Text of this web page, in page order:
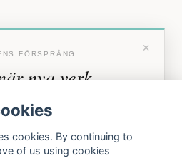
×
FÖRSPRÅNG
nya verk
innan vi annonserar
cookies. By continuing to
of us using cookies